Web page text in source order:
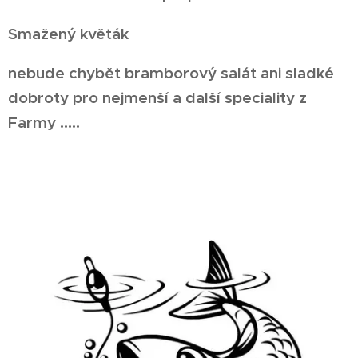
Smažený květák
nebude chybět bramborový salát ani sladké
dobroty pro nejmenší a další speciality z
Farmy .....